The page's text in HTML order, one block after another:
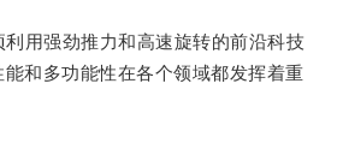
强劲推力和高速旋转的前沿科技
和多功能性在各个领域都发挥着重